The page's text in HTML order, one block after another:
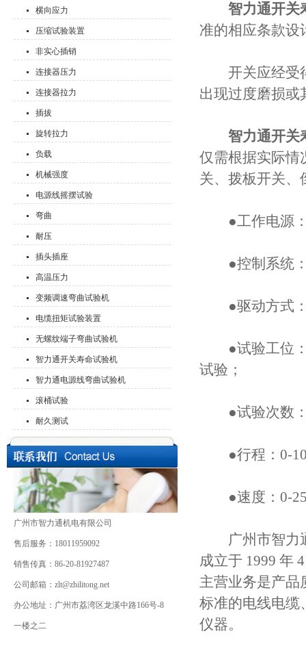
横向应力
压缩试验装置
非实心插销
连接器压力
连接器拉力
插拔
旋转拉力
负载
机械强度
电源线摇摆试验
弯曲
耐压
插头插座
高温压力
变频调速弯曲试验机
电缆扭矩试验装置
无螺纹端子弯曲试验机
智力通开关寿命试验机
智力通电源线弯曲试验机
滚桶试验
耐久测试
广州市智力通机电有限公司
售后服务：18011959092
销售传真：86-20-81927487
公司邮箱：zlt@zhilitong.net
办公地址：广州市荔湾区龙溪中路166号-8
一楼之二
智力通开关
准的相应条款设
开关应经受得
出现过度磨损或
智力通开关
仅需根据实际情
关、拨板开关、
●工作电源：
●控制系统：
●驱动方式：
●试验工位：
试验；
●试验次数：
●行程：0-
●速度：0-
广州市智力通
成立于 1999 年
主营业务是产品
标准的电线电缆
仪器。